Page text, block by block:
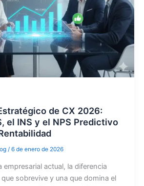
de CX 2026:
el INS y el NPS Predictivo
/ 6 de enero de 2026
empresarial actual, la diferencia
sobrevive y una que domina el